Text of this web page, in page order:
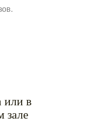
или в
зале